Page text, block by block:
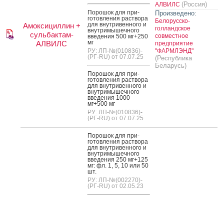
Амоксициллин +
сульбактам-
АЛВИЛС
По­рошок для при­
готов­ле­ния рас­тво­ра
для внут­ри­вен­но­го и
внут­ри­мышеч­но­го
вве­дения 500 мг+250
мг
РУ: ЛП-№(010836)-
(РГ-RU) от 07.07.25
По­рошок для при­
готов­ле­ния рас­тво­ра
для внут­ри­вен­но­го и
внут­ри­мышеч­но­го
вве­дения 1000
мг+500 мг
РУ: ЛП-№(010836)-
(РГ-RU) от 07.07.25
АЛВИЛС (Россия)
Произведено:
Белорусско-
голландское
совместное
предприятие
"ФАРМЛЭНД"
(Республика
Беларусь)
По­рошок для при­
готов­ле­ния рас­тво­ра
для внут­ри­вен­но­го и
внут­ри­мышеч­но­го
вве­дения 250 мг+125
мг: фл. 1, 5, 10 или 50
шт.
РУ: ЛП-№(002270)-
(РГ-RU) от 02.05.23